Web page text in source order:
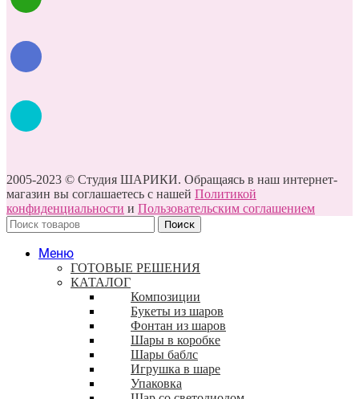
2005-2023 © Студия ШАРИКИ. Обращаясь в наш интернет-
магазин вы соглашаетесь с нашей Политикой
конфиденциальности и Пользовательским соглашением
Поиск
Меню
ГОТОВЫЕ РЕШЕНИЯ
КАТАЛОГ
Композиции
Букеты из шаров
Фонтан из шаров
Шары в коробке
Шары баблс
Игрушка в шаре
Упаковка